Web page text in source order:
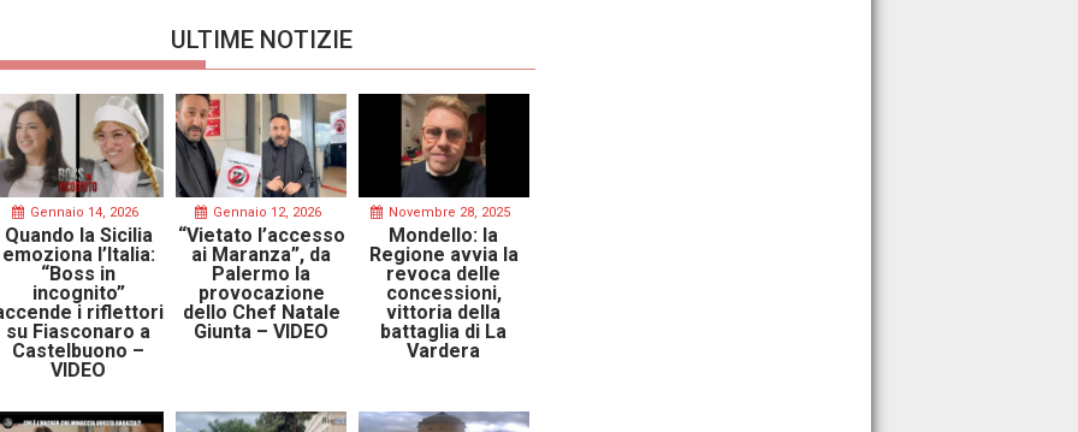
ULTIME NOTIZIE
Gennaio 14, 2026
Quando la Sicilia
emoziona l’Italia:
“Boss in
incognito”
i riflettori
su Fiasconaro a
Castelbuono –
VIDEO
Gennaio 12, 2026
“Vietato l’accesso
ai Maranza”, da
Palermo la
provocazione
dello Chef Natale
Giunta – VIDEO
Novembre 28, 2025
Mondello: la
Regione avvia la
revoca delle
concessioni,
vittoria della
battaglia di La
Vardera